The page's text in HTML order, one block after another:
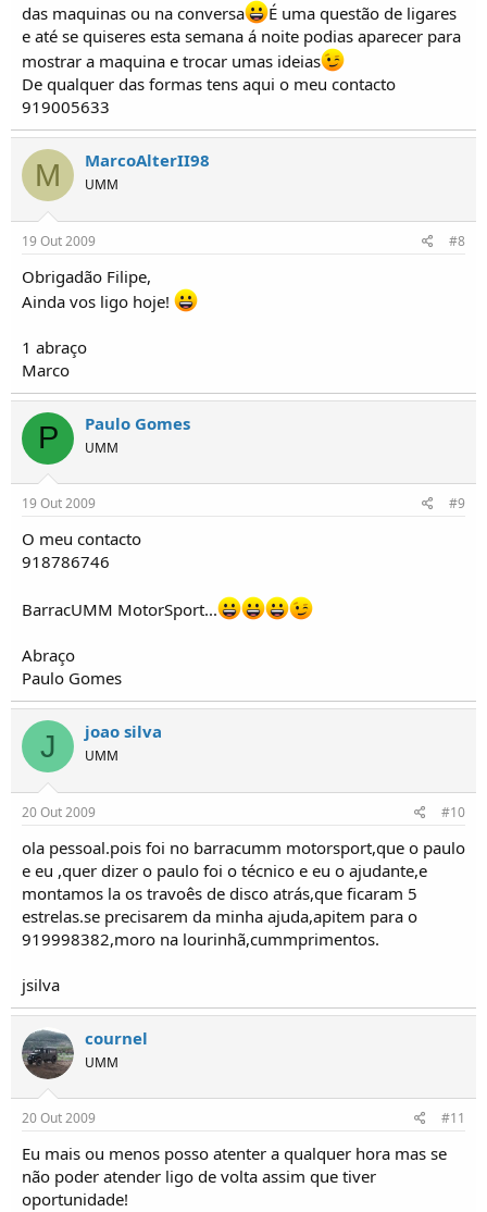
das maquinas ou na conversa
É uma questão de ligares
e até se quiseres esta semana á noite podias aparecer para
mostrar a maquina e trocar umas ideias
De qualquer das formas tens aqui o meu contacto
919005633
M MarcoAlterII98
UMM
19 Out 2009 #8
Obrigadão Filipe,
Ainda vos ligo hoje!
1 abraço
Marco
P Paulo Gomes
UMM
19 Out 2009 #9
O meu contacto
918786746
BarracUMM MotorSport...
Abraço
Paulo Gomes
J joao silva
UMM
20 Out 2009 #10
ola pessoal.pois foi no barracumm motorsport,que o paulo
e eu ,quer dizer o paulo foi o técnico e eu o ajudante,e
montamos la os travoês de disco atrás,que ficaram 5
estrelas.se precisarem da minha ajuda,apitem para o
919998382,moro na lourinhã,cummprimentos.
jsilva
cournel
UMM
20 Out 2009 #11
Eu mais ou menos posso atenter a qualquer hora mas se
não poder atender ligo de volta assim que tiver
oportunidade!